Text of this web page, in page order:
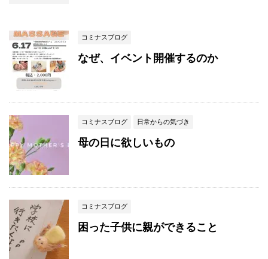
コミナスブログ
なぜ、イベント開催するのか
コミナスブログ 日常からの気づき
母の日に欲しいもの
コミナスブログ
困った子供に親ができること